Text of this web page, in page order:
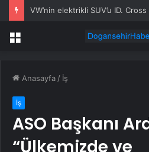
VW’nin elektrikli SUV’u ID. Cross
Menü
Anasayfa / İş
İş
ASO Başkanı
“Ülkemizde ve